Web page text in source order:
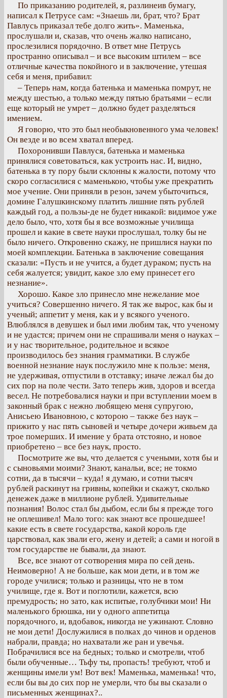
По приказанию родителей, я, разлинеив бумагу,
написал к Петрусе сам: «Знаешь ли, брат, что? Брат
Павлусь приказал тебе долго жить». Маменька,
прослушали и, сказав, что очень жалко написано,
прослезилися порядочно. В ответ мне Петрусь
пространно описывал – и все высоким штилем – все
отличные качества покойного и в заключение, утешая
себя и меня, прибавил:
– Теперь нам, когда батенька и маменька помрут, не
между шестью, а только между пятью братьями – если
еще который не умрет – должно будет разделяться
имением.
Я говорю, что это был необыкновенного ума человек!
Он везде и во всем хватал вперед.
Похоронивши Павлуся, батенька и маменька
принялися советоваться, как устроить нас. И, видно,
батенька в ту пору были склонны к жалости, потому что
скоро согласилися с маменькою, чтобы уже прекратить
мое учение. Они приняли в резон, зачем убыточиться,
домине Галушкинскому платить лишние пять рублей
каждый год, а пользы-де не будет никакой: видимое уже
дело было, что, хотя бы я все возможные училища
прошел и какие в свете науки прослушал, толку бы не
было ничего. Откровенно скажу, не пришлися науки по
моей комплекции. Батенька в заключение совещания
сказали: «Пусть и не учится, а будет дураком; пусть на
себя жалуется; увидит, какое зло ему принесет его
незнание».
Хорошо. Какое зло принесло мне нежелание мое
учиться? Совершенно ничего. Я так же вырос, как бы и
ученый; аппетит у меня, как и у всякого ученого.
Влюблялся в девушек и был ими любим так, что ученому
и не удастся; причем они не спрашивали меня о науках –
и у нас творительное, родительное и всякое
производилось без знания грамматики. В службе
военной незнание наук послужило мне к пользе: меня,
не удерживая, отпустили в отставку; иначе лежал бы до
сих пор на поле чести. Зато теперь жив, здоров и всегда
весел. Не потребовалися науки и при вступлении моем в
законный брак с нежно любящею меня супругою,
Анисьею Ивановною, с которою – также без наук –
прижито у нас пять сыновей и четыре дочери живьем да
трое померших. И имение у брата отстояно, и новое
приобретено – все без наук, просто.
Посмотрите же вы, что делается с учеными, хотя бы и
с сыновьями моими? Знают, канальи, все; не токмо
сотни, да в тысячи – куда! я думаю, и сотни тысяч
рублей раскинут на гривны, копейки и скажут, сколько
денежек даже в миллионе рублей. Удивительные
познания! Волос стал бы дыбом, если бы я прежде того
не оплешивел! Мало того: как знают все прошедшее!
какие есть в свете государства, какой король где
царствовал, как звали его, жену и детей; а сами и ногой в
том государстве не бывали, да знают.
Все, все знают от сотворения мира по сей день.
Неимоверно! А не больше, как мои дети, и в том же
городе училися; только и разницы, что не в том
училище, где я. Вот и поглотили, кажется, всю
премудрость; но зато, как испитые, голубчики мои! Ни
маленького брюшка, ни у одного аппетитца
порядочного, и, вдобавок, никогда не ужинают. Словно
не мои дети! Дослужилися в полках до чинов и орденов
набрали, правда; но нахватали же ран и увечья.
Побрачилися все на бедных; только и смотрели, чтоб
были обученные… Тьфу ты, пропасть! требуют, чтоб и
женщины имели ум! Вот век! Маменька, маменька! что,
если бы вы до сих пор не умерли, что бы вы сказали о
письменных женщинах?..